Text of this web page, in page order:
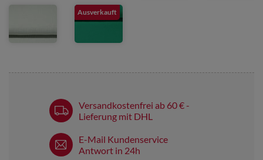
Ausverkauft
Versandkostenfrei ab 60 € -
Lieferung mit DHL
E-Mail Kundenservice
Antwort in 24h